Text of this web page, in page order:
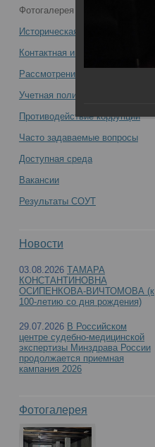
Фотогалерея
Историческая справка
Контактная информация
Рассмотрение обращений
Учетная политика учреждения
Противодействие коррупции
Часто задаваемые вопросы
Доступная среда
Вакансии
Результаты СОУТ
Новости
03.08.2026 ТАМАРА
КОНСТАНТИНОВНА
ОСИПЕНКОВА-ВИЧТОМОВА (к
100-летию со дня рождения)
29.07.2026 В Российском
центре судебно-медицинской
экспертизы Минздрава России
продолжается приемная
кампания 2026
Фотогалерея